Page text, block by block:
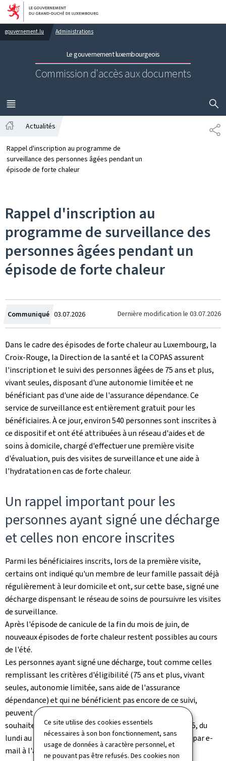
Ce site utilise des cookies essentiels
nécessaires à son bon fonctionnement, sans
usage de données à caractère personnel, et
ne pouvant pas être refusés. Des cookies non
Aller au menu principal
Aller au contenu
gouvernement.lu Administrations
Le gouvernement luxembourgeois
Commission d'accès aux documents
MENU
PRINCIPAL
Actualités
Rappel d'inscription au programme de
surveillance des personnes âgées pendant un
épisode de forte chaleur
Rappel d'inscription au
programme de surveillance des
personnes âgées pendant un
épisode de forte chaleur
Communiqué Crée
le
03.07.2026 Dernière modification le 03.07.2026
Dans le cadre des épisodes de forte chaleur au Luxembourg, la
Croix-Rouge, la Direction de la santé et la COPAS assurent
l'inscription et le suivi des personnes âgées de 75 ans et plus,
vivant seules, disposant d'une autonomie limitée et ne
bénéficiant pas d'une aide de l'assurance dépendance. Ce
service de surveillance est entièrement gratuit pour les
bénéficiaires. À ce jour, environ 540 personnes sont inscrites à
ce dispositif et ont été attribuées à un réseau d'aides et de
soins à domicile, chargé d'effectuer une première visite
d'évaluation, puis des visites de surveillance et une aide à
l'hydratation en cas de forte chaleur.
Un rappel important pour les
personnes ayant signé une décharge
et celles non encore inscrites
Parmi les bénéficiaires inscrits, lors de la première visite,
certains ont indiqué qu'un membre de leur famille passait déjà
régulièrement à leur domicile et ont, sur cette base, signé une
décharge dispensant le réseau de soins de poursuivre les visites
de surveillance.
Après l'épisode de canicule de la fin du mois de juin, de
nouveaux épisodes de forte chaleur restent possibles au cours
de l'été.
Les personnes ayant signé une décharge, tout comme celles
remplissant les critères d'éligibilité (75 ans et plus, vivant
seules, autonomie limitée, sans aide de l'assurance
dépendance) et qui ne bénéficient pas encore de ce suivi,
peuvent contacter de nouveau la Croix-Rouge si elles
souhaitent se (ré)inscrire: par téléphone au (+352) 2755, du
lundi au vendredi (sauf jours fériés), de 8 à 17 heures ou par e-
mail à l'adresse
canicule@croix-rouge.lu